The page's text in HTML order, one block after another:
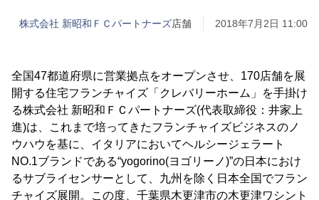
株式会社 新昭和ＦＣパートナーズ店舗 2018年7月2日 11:00
全国47都道府県に営業拠点をオープンさせ、170店舗を展
開する住宅フランチャイズ「クレバリーホーム」を手掛け
る株式会社 新昭和ＦＣパートナーズ(代表取締役：井家上
進)は、これまで培ってきたフランチャイズビジネスのノ
ウハウを基に、イタリアにおいてヘルシージェラート
NO.1ブランドである“yogorino(ヨゴリーノ)”の日本におけ
るサブライセンサーとして、九州を除く日本全国でフラン
チャイズ展開。この度、千葉県木更津市の木更津ワシント